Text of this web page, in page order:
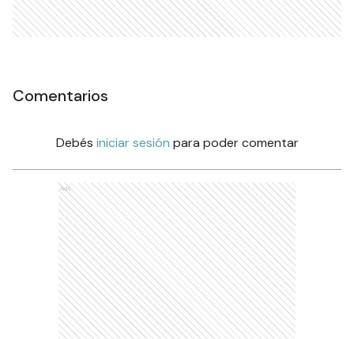
Comentarios
Debés iniciar sesión para poder comentar
Ads